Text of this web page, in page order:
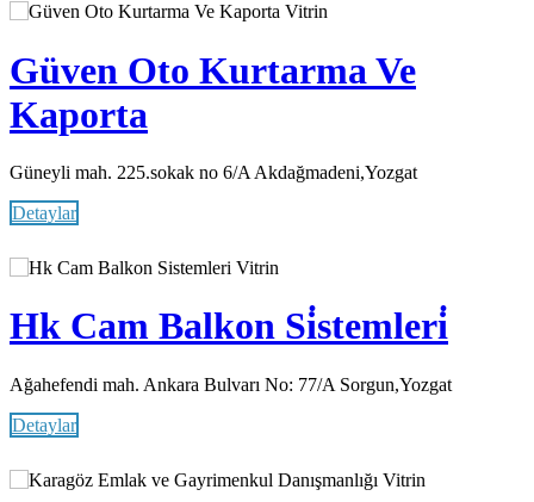
Vitrin
Güven Oto Kurtarma Ve
Kaporta
Güneyli mah. 225.sokak no 6/A Akdağmadeni,Yozgat
Detaylar
Vitrin
Hk Cam Balkon Si̇stemleri̇
Ağahefendi mah. Ankara Bulvarı No: 77/A Sorgun,Yozgat
Detaylar
Vitrin